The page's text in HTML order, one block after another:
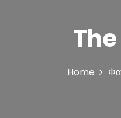
Home